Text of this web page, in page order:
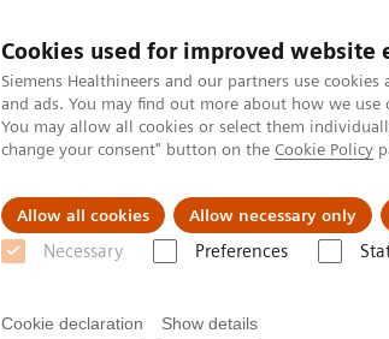
Cookies used for improved website
Siemens Healthineers and our partners use
and ads. You may find out more about how we
You may allow all cookies or select them
change your consent" button on the Cookie Policy
Allow all cookies Allow necessary only
Necessary Preferences
Cookie declaration Show details
Spécialités cliniques & pathologies